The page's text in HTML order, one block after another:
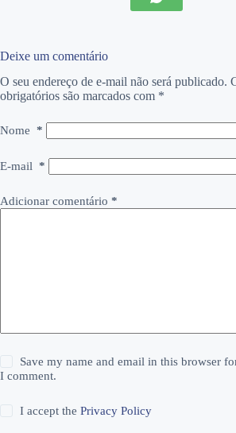
Deixe um comentário
O seu endereço de e-mail não será publicado.
obrigatórios são marcados com *
Nome *
E-mail *
Adicionar comentário *
Save my name and email in this browser
I comment.
I accept thePrivacy Policy